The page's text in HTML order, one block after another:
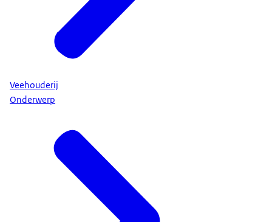
Veehouderij
Onderwerp